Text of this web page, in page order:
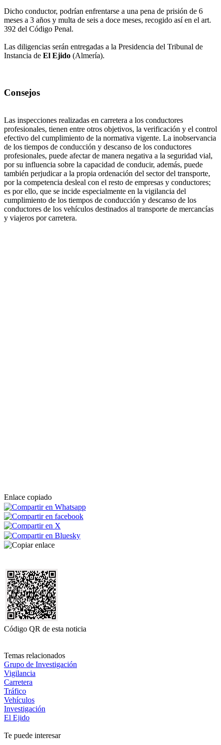
Dicho conductor, podrían enfrentarse a una pena de prisión de 6
meses a 3 años y multa de seis a doce meses, recogido así en el art.
392 del Código Penal.
Las diligencias serán entregadas a la Presidencia del Tribunal de
Instancia de El Ejido (Almería).
Consejos
Las inspecciones realizadas en carretera a los conductores
profesionales, tienen entre otros objetivos, la verificación y el control
efectivo del cumplimiento de la normativa vigente. La inobservancia
de los tiempos de conducción y descanso de los conductores
profesionales, puede afectar de manera negativa a la seguridad vial,
por su influencia sobre la capacidad de conducir, además, puede
también perjudicar a la propia ordenación del sector del transporte,
por la competencia desleal con el resto de empresas y conductores;
es por ello, que se incide especialmente en la vigilancia del
cumplimiento de los tiempos de conducción y descanso de los
conductores de los vehículos destinados al transporte de mercancías
y viajeros por carretera.
Enlace copiado
Código QR de esta noticia
Temas relacionados
Grupo de Investigación
Vigilancia
Carretera
Tráfico
Vehículos
Investigación
El Ejido
Te puede interesar